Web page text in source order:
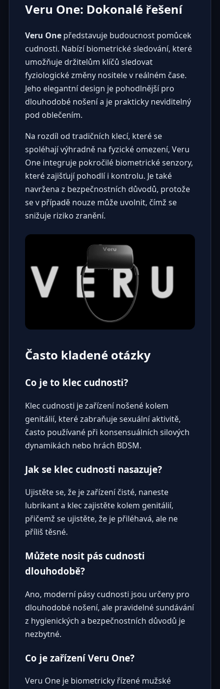
Veru One: Dokonalé řešení
Veru Onepředstavuje budoucnost pomůcek
cudnosti. Nabízí biometrické sledování, které
umožňuje držitelům klíčů sledovat
fyziologické změny nositele v reálném čase.
Jeho elegantní design je pohodlnější pro
dlouhodobé nošení a je prakticky neviditelný
pod oblečením.
Na rozdíl od tradičních klecí, které se
spoléhají výhradně na fyzické omezení, Veru
One integruje pokročilé biometrické senzory,
které zajišťují pohodlí i kontrolu. Je také
navržena z bezpečnostních důvodů, protože
se v případě nouze může uvolnit, čímž se
snižuje riziko zranění.
Často kladené otázky
Co je to klec cudnosti?
Klec cudnosti je zařízení nošené kolem
genitálií, které zabraňuje sexuální aktivitě,
často používané při konsensuálních silových
dynamikách nebo hrách BDSM.
Jak se klec cudnosti nasazuje?
Ujistěte se, že je zařízení čisté, naneste
lubrikant a klec zajistěte kolem genitálií,
přičemž se ujistěte, že je přiléhavá, ale ne
příliš těsné.
Můžete nosit pás cudnosti
dlouhodobě?
Ano, moderní pásy cudnosti jsou určeny pro
dlouhodobé nošení, ale pravidelné sundávání
z hygienických a bezpečnostních důvodů je
nezbytné.
Co je zařízení Veru One?
Veru One je biometricky řízené mužské